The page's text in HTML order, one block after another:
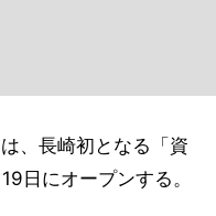
、長崎初となる「資
日にオープンする。